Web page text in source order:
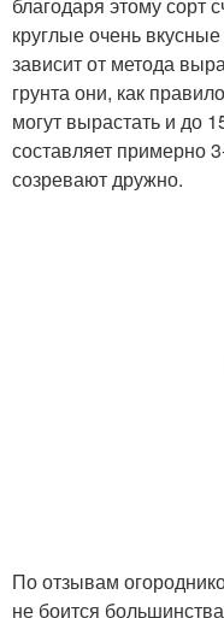
круглые очень
зависит от метода
грунта они, как
могут вырастать и до
составляет примерно
созревают дружно.
По отзывам
не боится